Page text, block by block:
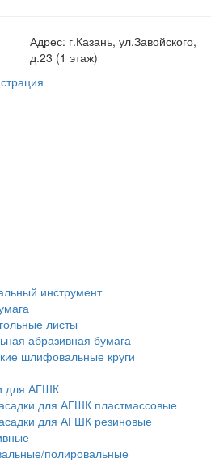
Адрес: г.Казань, ул.Завойского,
д.23 (1 этаж)
инструмент
листы
абразивная бумага
шлифовальные круги
для АГШК
для АГШК пластмассовые
для АГШК резиновые
полировальные